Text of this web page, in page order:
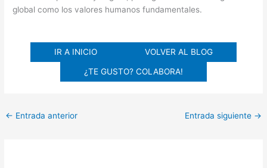
global como los valores humanos fundamentales.
IR A INICIO VOLVER AL BLOG
¿TE GUSTO? COLABORA!
← Entrada anterior Entrada siguiente →